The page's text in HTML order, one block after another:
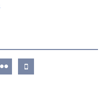
flickr mobile